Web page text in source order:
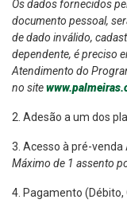
Os dados fornecidos
documento pessoal,
de dado inválido,
dependente, é preciso
Atendimento do
no site
2. Adesão a um dos
3. Acesso à pré-venda
Máximo de 1 assento
4. Pagamento (Débito,